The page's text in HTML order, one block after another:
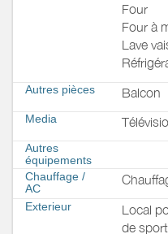
Four
Four à
Lave
Autres pièces Balcon
Media
Autres
équipements
Chauffage /
AC
Exterieur
Local
de sport